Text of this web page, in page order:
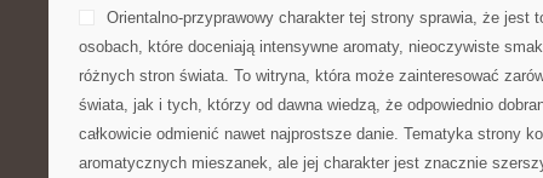
Orientalno-przyprawowy charakter tej strony sprawia, że jest
osobach, które doceniają intensywne aromaty, nieoczywiste
różnych stron świata. To witryna, która może zainteresować
świata, jak i tych, którzy od dawna wiedzą, że odpowiednio
całkowicie odmienić nawet najprostsze danie. Tematyka strony
aromatycznych mieszanek, ale jej charakter jest znacznie